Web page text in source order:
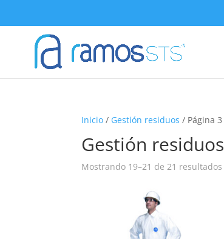
Inicio / Gestión residuos / Página 3
Gestión residuos
Mostrando 19–21 de 21 resultados